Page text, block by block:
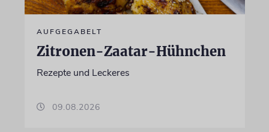
AUFGEGABELT
Zitronen-Zaatar-Hühnchen
Rezepte und Leckeres
09.08.2026